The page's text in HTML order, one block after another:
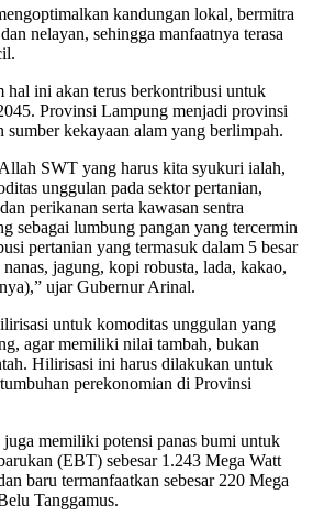
kandungan lokal, bermitra
nelayan, sehingga manfaatnya terasa
hal ini akan terus berkontribusi untuk
Provinsi Lampung menjadi provinsi
sumber kekayaan alam yang berlimpah.
SWT yang harus kita syukuri ialah,
unggulan pada sektor pertanian,
perikanan serta kawasan sentra
sebagai lumbung pangan yang tercermin
pertanian yang termasuk dalam 5 besar
jagung, kopi robusta, lada, kakao,
ujar Gubernur Arinal.
untuk komoditas unggulan yang
agar memiliki nilai tambah, bukan
Hilirisasi ini harus dilakukan untuk
perekonomian di Provinsi
memiliki potensi panas bumi untuk
(EBT) sebesar 1.243 Mega Watt
baru termanfaatkan sebesar 220 Mega
Tanggamus.